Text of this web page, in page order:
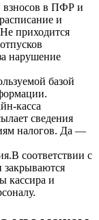
взносов в ПФР и
и
приходится
нарушение
базой
касса
сведения
налогов. Да —
соответствии с
закрываются
кассира и